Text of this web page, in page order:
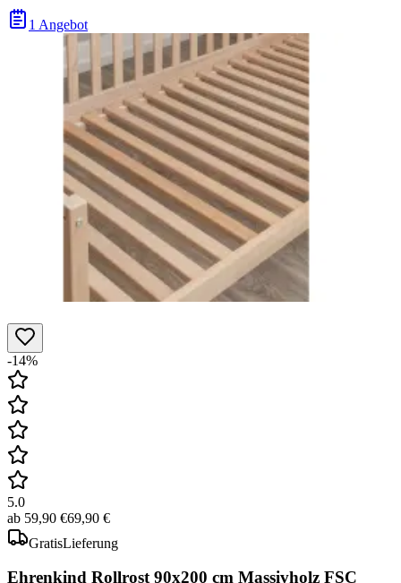
1 Angebot
-14%
5.0
ab 59,90 €69,90 €
GratisLieferung
Ehrenkind Rollrost 90x200 cm Massivholz FSC